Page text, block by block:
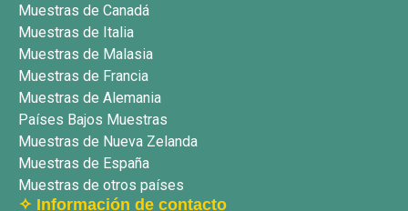
Muestras de Canadá
Muestras de Italia
Muestras de Malasia
Muestras de Francia
Muestras de Alemania
Países Bajos Muestras
Muestras de Nueva Zelanda
Muestras de España
Muestras de otros países
✧ Información de contacto